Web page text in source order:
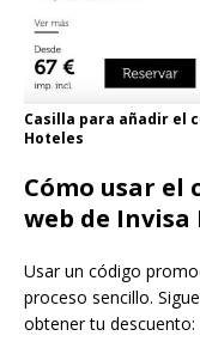
Casilla para añadir el
Hoteles
Cómo usar el
web de Invisa
Usar un código
proceso sencillo.
obtener tu descuento: